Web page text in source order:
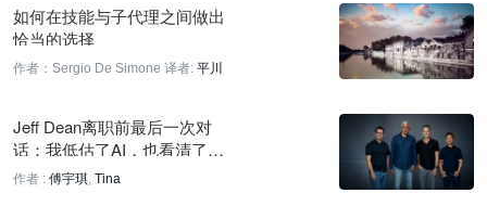
GKE Agent Sandbox将AI代理密度提升3.5倍
58 分钟前
Truffle Security CEO谈暴露凭据风险及Hugging Face合作
直播电商平台Whatnot完成5.45亿美元G轮融资，估值达200亿
美元
如何在技能与子代理之间做出
恰当的选择
作者：Sergio De Simone 译者: 平川
Jeff Dean离职前最后一次对
话：我低估了AI，也看清了创
业者的唯一生路
作者 : 傅宇琪, Tina